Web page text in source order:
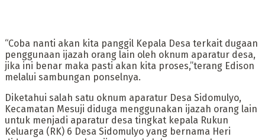
“Coba nanti akan kita panggil Kepala Desa terkait dugaan
penggunaan ijazah orang lain oleh oknum aparatur desa,
jika ini benar maka pasti akan kita proses,”terang Edison
melalui sambungan ponselnya.
Diketahui salah satu oknum aparatur Desa Sidomulyo,
Kecamatan Mesuji diduga menggunakan ijazah orang lain
untuk menjadi aparatur desa tingkat kepala Rukun
Keluarga (RK) 6 Desa Sidomulyo yang bernama Heri